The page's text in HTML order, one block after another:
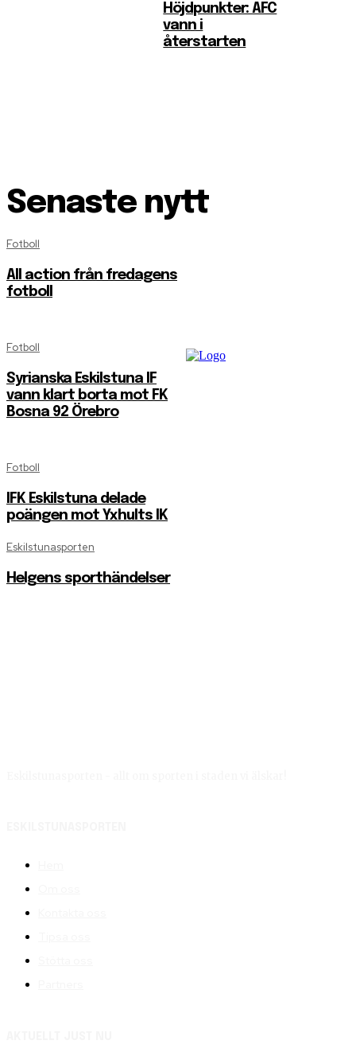
Höjdpunkter: AFC
vann i
återstarten
Senaste nytt
Fotboll
All action från fredagens
fotboll
Fotboll
Syrianska Eskilstuna IF
vann klart borta mot FK
Bosna 92 Örebro
Fotboll
IFK Eskilstuna delade
poängen mot Yxhults IK
Eskilstunasporten
Helgens sporthändelser